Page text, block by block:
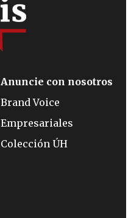
Anuncie con nosotros
Brand Voice
Empresariales
Colección ÚH